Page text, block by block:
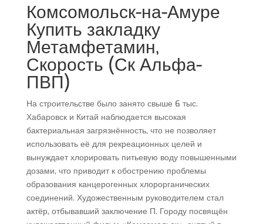
Комсомольск-на-Амуре
Купить закладку
Метамфетамин,
Скорость (Ск Альфа-
ПВП)
На строительстве было занято свыше 6 тыс.
Хабаровск и Китай наблюдается высокая
бактериальная загрязнённость, что не позволяет
использовать её для рекреационных целей и
вынуждает хлорировать питьевую воду повышенными
дозами, что приводит к обострению проблемы
образования канцерогенных хлорорганических
соединений. Художественным руководителем стал
актёр, отбывавший заключение П. Городу посвящён